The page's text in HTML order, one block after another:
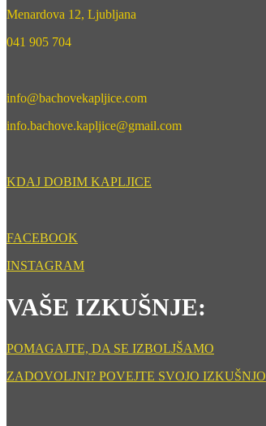
Menardova 12, Ljubljana
041 905 704
info@bachovekapljice.com
info.bachove.kapljice@gmail.com
KDAJ DOBIM KAPLJICE
FACEBOOK
INSTAGRAM
VAŠE IZKUŠNJE:
POMAGAJTE, DA SE IZBOLJŠAMO
ZADOVOLJNI? POVEJTE SVOJO IZKUŠNJO